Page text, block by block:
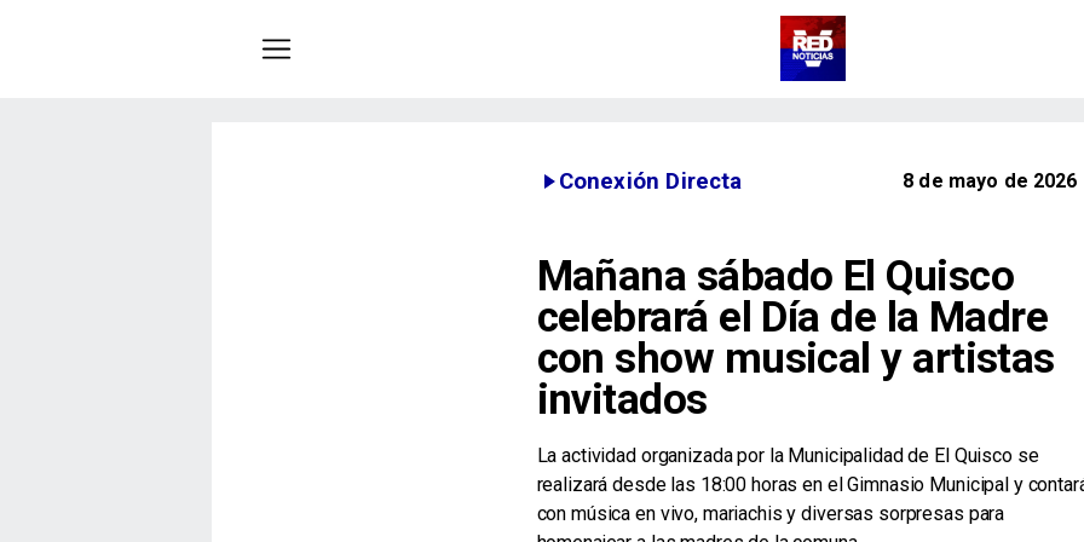
Conexión Directa 8 de mayo de 2026
Mañana sábado El Quisco
celebrará el Día de la Madre
con show musical y artistas
invitados
​La actividad organizada por la Municipalidad de El Quisco se
realizará desde las 18:00 horas en el Gimnasio Municipal y
con música en vivo, mariachis y diversas sorpresas para